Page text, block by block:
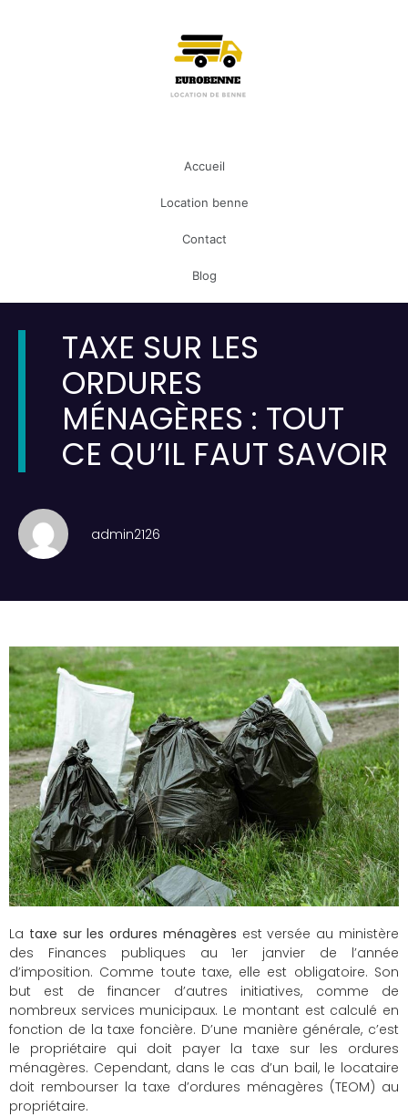
Accueil
Location benne
Contact
Blog
TAXE SUR LES
ORDURES
MÉNAGÈRES : TOUT
CE QU’IL FAUT SAVOIR
admin2126
La taxe sur les ordures ménagères est versée au ministère
des Finances publiques au 1er janvier de l’année
d’imposition. Comme toute taxe, elle est obligatoire. Son
but est de financer d’autres initiatives, comme de
nombreux services municipaux. Le montant est calculé en
fonction de la taxe foncière. D’une manière générale, c’est
le propriétaire qui doit payer la taxe sur les ordures
ménagères. Cependant, dans le cas d’un bail, le locataire
doit rembourser la taxe d’ordures ménagères (TEOM) au
propriétaire.